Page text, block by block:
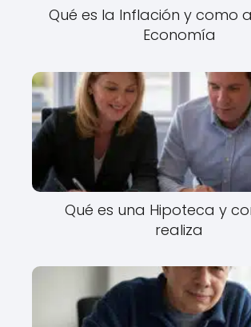
Qué es la Inflación y como
Economía
Qué es una Hipoteca y
realiza